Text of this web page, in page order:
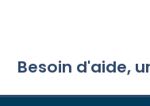
Besoin d'aide,